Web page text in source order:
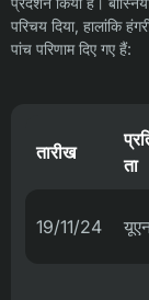
परिचय दिया, हालांकि
पांच परिणाम दिए गए हैं:
तारीख
ता
19/11/24